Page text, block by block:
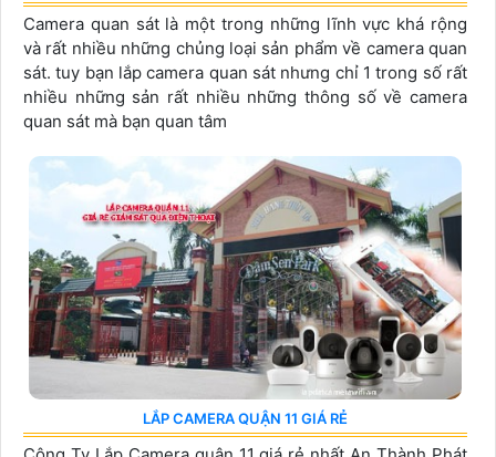
Camera quan sát là một trong những lĩnh vực khá rộng
và rất nhiều những chủng loại sản phẩm về camera quan
sát. tuy bạn lắp camera quan sát nhưng chỉ 1 trong số rất
nhiều những sản rất nhiều những thông số về camera
quan sát mà bạn quan tâm
LẮP CAMERA QUẬN 11 GIÁ RẺ